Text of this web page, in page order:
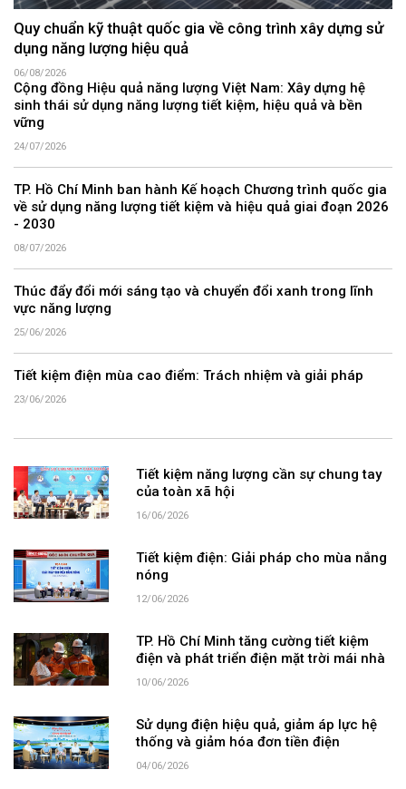
Quy chuẩn kỹ thuật quốc gia về công trình xây dựng sử
dụng năng lượng hiệu quả
06/08/2026
Cộng đồng Hiệu quả năng lượng Việt Nam: Xây dựng hệ
sinh thái sử dụng năng lượng tiết kiệm, hiệu quả và bền
vững
24/07/2026
TP. Hồ Chí Minh ban hành Kế hoạch Chương trình quốc gia
về sử dụng năng lượng tiết kiệm và hiệu quả giai đoạn 2026
- 2030
08/07/2026
Thúc đẩy đổi mới sáng tạo và chuyển đổi xanh trong lĩnh
vực năng lượng
25/06/2026
Tiết kiệm điện mùa cao điểm: Trách nhiệm và giải pháp
23/06/2026
Tiết kiệm năng lượng cần sự chung tay
của toàn xã hội
16/06/2026
Tiết kiệm điện: Giải pháp cho mùa nắng
nóng
12/06/2026
TP. Hồ Chí Minh tăng cường tiết kiệm
điện và phát triển điện mặt trời mái nhà
10/06/2026
Sử dụng điện hiệu quả, giảm áp lực hệ
thống và giảm hóa đơn tiền điện
04/06/2026